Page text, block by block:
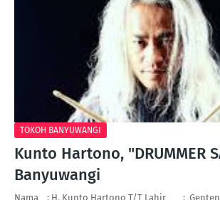
TOKOH BANYUWANGI
Kunto Hartono, "DRUMMER
Banyuwangi
Nama : H. Kunto Hartono T/T Lahir : Genteng